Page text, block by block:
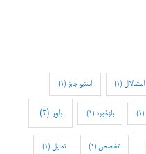
استدلال (1) استیو جابز (1)
(1) بازخورد (1) باور (2)
تخصص (1) تمثیل (1)